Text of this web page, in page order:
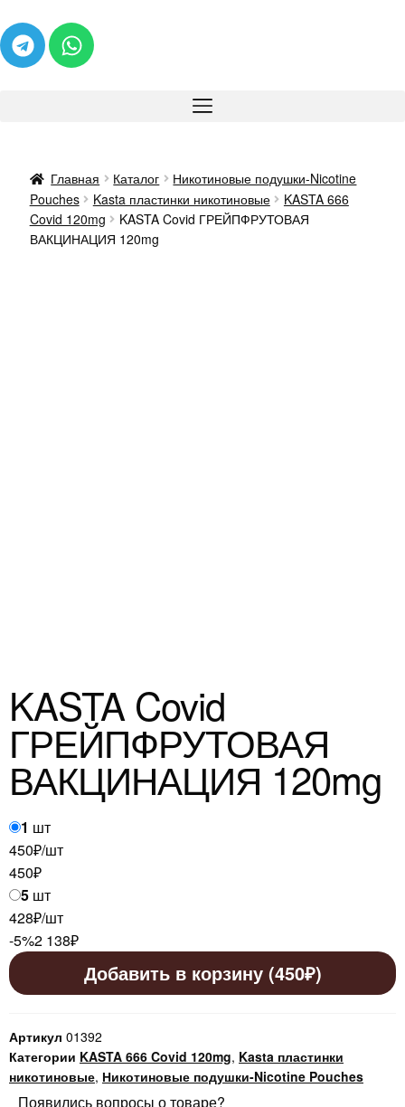
Главная Каталог
Никотиновые подушки-Nicotine
Pouches
Kasta пластинки никотиновые
KASTA 666
Covid 120mg
KASTA Covid ГРЕЙПФРУТОВАЯ
ВАКЦИНАЦИЯ 120mg
KASTA Covid
ГРЕЙПФРУТОВАЯ
ВАКЦИНАЦИЯ 120mg
1 шт
450₽/шт
450₽
5 шт
428₽/шт
-5%2 138₽
Добавить в корзину (450₽)
Артикул 01392
Категории KASTA 666 Covid 120mg, Kasta пластинки
никотиновые, Никотиновые подушки-Nicotine Pouches
Появились вопросы о товаре?